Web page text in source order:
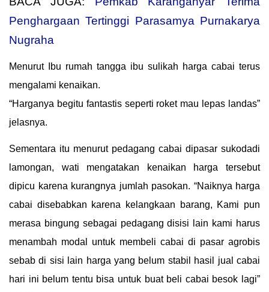
Penghargaan Tertinggi Parasamya Purnakarya
Nugraha
Menurut Ibu rumah tangga ibu sulikah harga cabai terus
mengalami kenaikan.
“Harganya begitu fantastis seperti roket mau lepas landas”
jelasnya.
Sementara itu menurut pedagang cabai dipasar sukodadi
lamongan, wati mengatakan kenaikan harga tersebut
dipicu karena kurangnya jumlah pasokan. “Naiknya harga
cabai disebabkan karena kelangkaan barang, Kami pun
merasa bingung sebagai pedagang disisi lain kami harus
menambah modal untuk membeli cabai di pasar agrobis
sebab di sisi lain harga yang belum stabil hasil jual cabai
hari ini belum tentu bisa untuk buat beli cabai besok lagi”